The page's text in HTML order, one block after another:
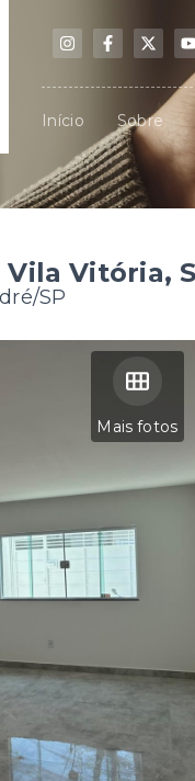
Início Sobre
Vila Vitória,
SP
Mais fotos